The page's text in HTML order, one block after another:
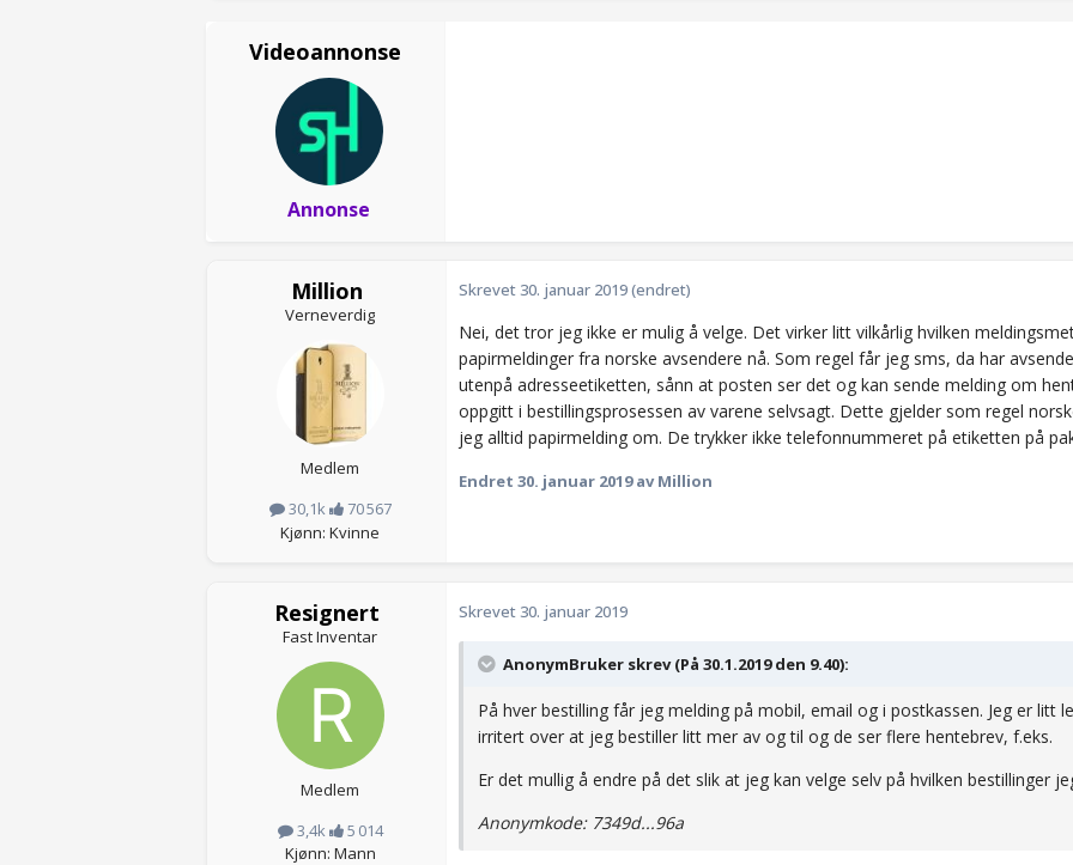
Videoannonse
Annonse
Million
Verneverdig
Medlem
30,1k
70 567
Kjønn: Kvinne
Skrevet 30. januar 2019(endret)
Nei, det tror jeg ikke er mulig å velge. Det virker litt vilkårlig hvilken
papirmeldinger fra norske avsendere nå. Som regel får jeg sms, da har
utenpå adresseetiketten, sånn at posten ser det og kan sende melding om
oppgitt i bestillingsprosessen av varene selvsagt. Dette gjelder som regel
jeg alltid papirmelding om. De trykker ikke telefonnummeret på etiketten på
Endret 30. januar 2019av Million
Resignert
Fast Inventar
Medlem
3,4k
5 014
Kjønn: Mann
Skrevet 30. januar 2019
AnonymBruker skrev (På 30.1.2019 den 9.40):
På hver bestilling får jeg melding på mobil, email og i postkassen. Jeg er litt
irritert over at jeg bestiller litt mer av og til og de ser flere hentebrev, f.eks.
Er det mullig å endre på det slik at jeg kan velge selv på hvilken bestillinger
Anonymkode: 7349d...96a